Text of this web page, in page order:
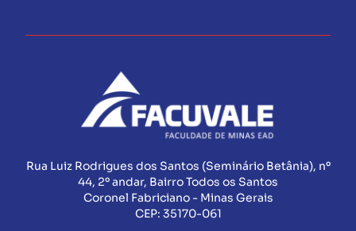
Rua Luiz Rodrigues dos Santos (Seminário Betânia), nº
44, 2º andar, Bairro Todos os Santos
Coronel Fabriciano - Minas Gerais
CEP: 35170-061